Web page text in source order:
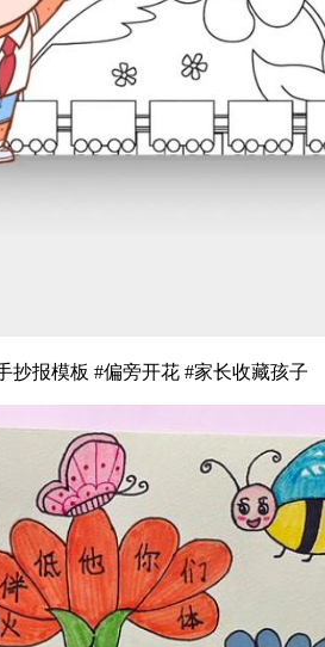
抄报模板 #偏旁开花 #家长收藏孩子